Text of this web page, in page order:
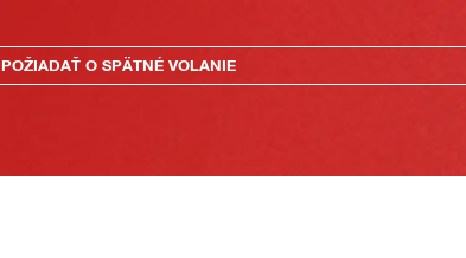
POŽIADAŤ O SPÄTNÉ VOLANIE